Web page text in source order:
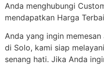
Anda menghubungi
mendapatkan Harga
Anda yang ingin
di Solo, kami siap
senang hati. Jika Anda